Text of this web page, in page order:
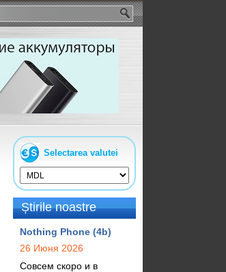
Selectarea valutei
Știrile noastre
Nothing Phone (4b)
26 Июня 2026
Совсем скоро и в